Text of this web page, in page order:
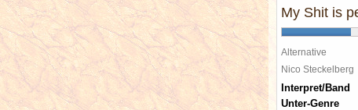
My Shit is
Alternative
Nico Steckelberg
Interpret/Band
Unter-Genre